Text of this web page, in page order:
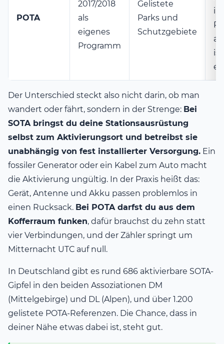
POTA
2017/2018
als
eigenes
Programm
Gelistete
Parks und
Schutzgebiete
Der Unterschied steckt also nicht darin, ob man
wandert oder fährt, sondern in der Strenge: Bei
SOTA bringst du deine Stationsausrüstung
selbst zum Aktivierungsort und betreibst sie
unabhängig von fest installierter Versorgung. Ein
fossiler Generator oder ein Kabel zum Auto macht
die Aktivierung ungültig. In der Praxis heißt das:
Gerät, Antenne und Akku passen problemlos in
einen Rucksack. Bei POTA darfst du aus dem
Kofferraum funken, dafür brauchst du zehn statt
vier Verbindungen, und der Zähler springt um
Mitternacht UTC auf null.
In Deutschland gibt es rund 686 aktivierbare SOTA-
Gipfel in den beiden Assoziationen DM
(Mittelgebirge) und DL (Alpen), und über 1.200
gelistete POTA-Referenzen. Die Chance, dass in
deiner Nähe etwas dabei ist, steht gut.